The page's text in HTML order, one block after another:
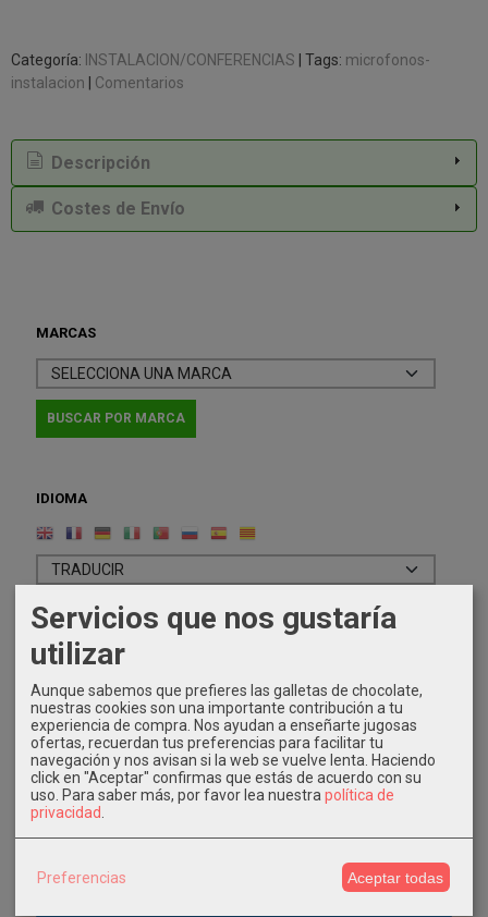
MARCAS
IDIOMA
Consultar Destinos
TU CARRITO (0)
El carrito de la compra está vacío
Categoría: INSTALACION/CONFERENCIAS Tags: microfonos-
instalacion
Comentarios
Descripción
Costes de Envío
Servicios que nos gustaría
utilizar
Aunque sabemos que prefieres las galletas de chocolate,
nuestras cookies son una importante contribución a tu
experiencia de compra. Nos ayudan a enseñarte jugosas
ofertas, recuerdan tus preferencias para facilitar tu
navegación y nos avisan si la web se vuelve lenta. Haciendo
click en "Aceptar" confirmas que estás de acuerdo con su
uso. Para saber más, por favor lea nuestra política de
privacidad
Preferencias Aceptar todas